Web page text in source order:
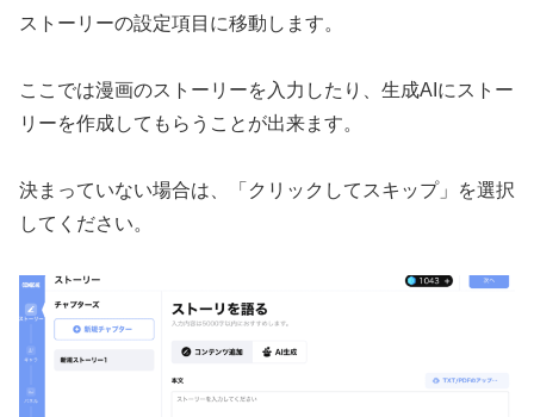
ストーリーの設定項目に移動します。
ここでは漫画のストーリーを入力したり、生成AIにストー
リーを作成してもらうことが出来ます。
決まっていない場合は、「クリックしてスキップ」を選択
してください。